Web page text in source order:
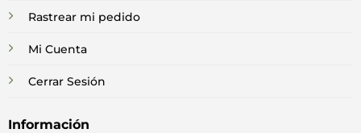
Rastrear mi pedido
Mi Cuenta
Cerrar Sesión
Información